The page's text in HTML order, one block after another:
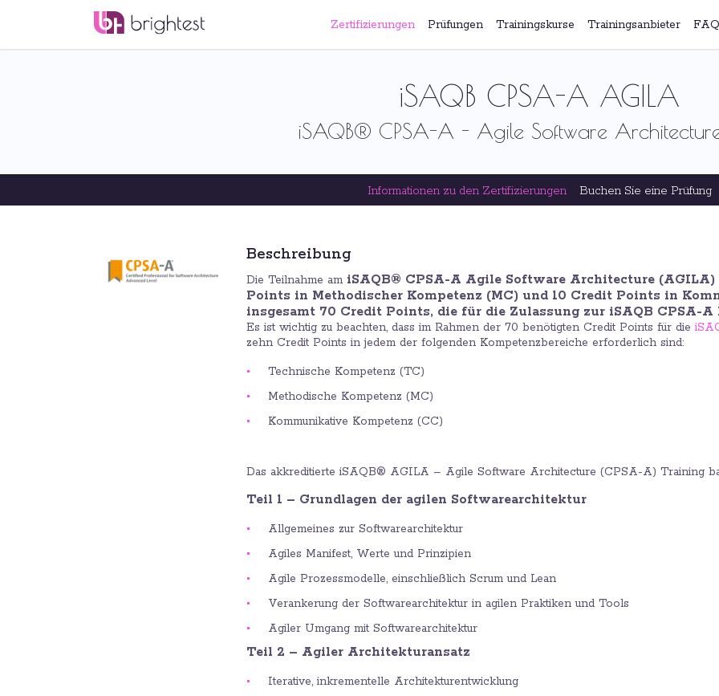
Zertifizierungen Prüfungen Trainingskurse Trainingsanbieter
iSAQB CPSA-A AGILA
iSAQB® CPSA-A - Agile Software
Informationen zu den Zertifizierungen Buchen Sie eine Prüfung
Beschreibung
Die Teilnahme am iSAQB® CPSA-A Agile Software Architecture (AGILA)
Points in Methodischer Kompetenz (MC) und 10 Credit Points in
insgesamt 70 Credit Points, die für die Zulassung zur iSAQB CPSA-
Es ist wichtig zu beachten, dass im Rahmen der 70 benötigten Credit Points für die
zehn Credit Points in jedem der folgenden Kompetenzbereiche erforderlich sind:
Technische Kompetenz (TC)
Methodische Kompetenz (MC)
Kommunikative Kompetenz (CC)
Das akkreditierte iSAQB® AGILA – Agile Software Architecture (CPSA-A) Training
Teil 1 – Grundlagen der agilen Softwarearchitektur
Allgemeines zur Softwarearchitektur
Agiles Manifest, Werte und Prinzipien
Agile Prozessmodelle, einschließlich Scrum und Lean
Verankerung der Softwarearchitektur in agilen Praktiken und Tools
Agiler Umgang mit Softwarearchitektur
Teil 2 – Agiler Architekturansatz
Iterative, inkrementelle Architekturentwicklung